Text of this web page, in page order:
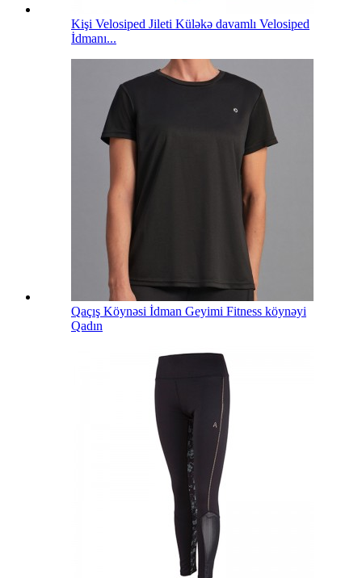
Kişi Velosiped Jileti Küləkə davamlı Velosiped
İdmanı...
Qaçış Köynəsi İdman Geyimi Fitness köynəyi
Qadın